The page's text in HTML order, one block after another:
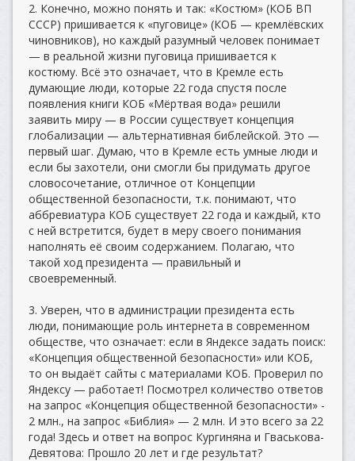
2. Конечно, можно понять и так: «Костюм» (КОБ ВП
СССР) пришивается к «пуговице» (КОБ — кремлёвских
чиновников), но каждый разумный человек понимает
— в реальной жизни пуговица пришивается к
костюму. Всё это означает, что в Кремле есть
думающие люди, которые 22 года спустя после
появления книги КОБ «Мёртвая вода» решили
заявить миру — в России существует концепция
глобализации — альтернативная библейской. Это —
первый шаг. Думаю, что в Кремле есть умные люди и
если бы захотели, они смогли бы придумать другое
словосочетание, отличное от Концепции
общественной безопасности, т.к. понимают, что
аббревиатура КОБ существует 22 года и каждый, кто
с ней встретится, будет в меру своего понимания
наполнять её своим содержанием. Полагаю, что
такой ход президента — правильный и
своевременный.
3. Уверен, что в администрации президента есть
люди, понимающие роль интернета в современном
обществе, что означает: если в Яндексе задать поиск:
«Концепция общественной безопасности» или КОБ,
то он выдаёт сайты с материалами КОБ. Проверил по
Яндексу — работает! Посмотрел количество ответов
на запрос «Концепция общественной безопасности» -
2 млн., на запрос «Библия» — 2 млн. И это всего за 22
года! Здесь и ответ на вопрос Кургиняна и Гваськова-
Девятова: Прошло 20 лет и где результат?